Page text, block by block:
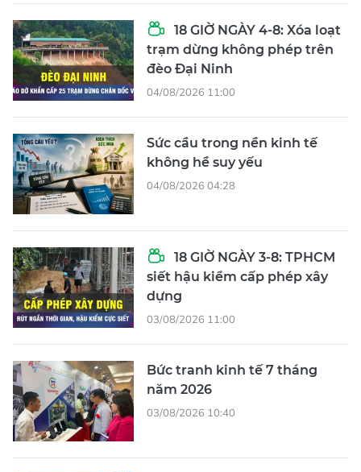
18 GIỜ NGÀY 4-8: Xóa loạt
trạm dừng không phép trên
đèo Đại Ninh
04/08/2026 11:00
Sức cầu trong nền kinh tế
không hề suy yếu
04/08/2026 04:28
18 GIỜ NGÀY 3-8: TPHCM
siết hậu kiểm cấp phép xây
dựng
03/08/2026 11:00
Bức tranh kinh tế 7 tháng
năm 2026
03/08/2026 10:40